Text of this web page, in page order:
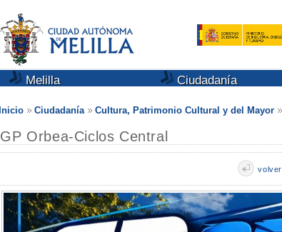
Melilla Ciudadanía
Inicio Ciudadanía Cultura, Patrimonio Cultural y del Mayor
GP Orbea-Ciclos Central
volver